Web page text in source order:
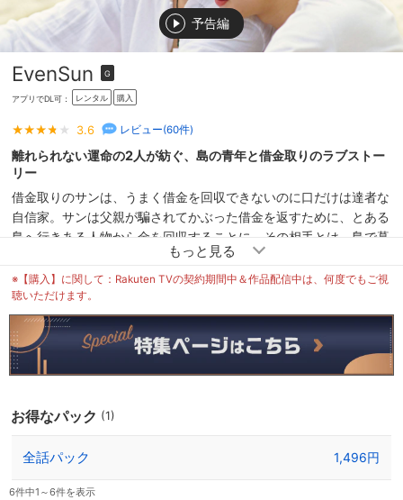
予告編
EvenSun G
アプリでDL可： レンタル 購入
3.6 レビュー(60件)
離れられない運命の2人が紡ぐ、島の青年と借金取りのラブストー
リー
借金取りのサンは、うまく借金を回収できないのに口だけは達者な
自信家。サンは父親が騙されてかぶった借金を返すために、とある
島へ行きある人物から金を回収することに。その相手とは、島で暮
らす青年・アーティット。まずは彼に近づくために島への行き方を
探るサンだったが、思いもよらない人物と出会い…。
※【購入】に関して：Rakuten TVの契約期間中＆作品配信中は、何度でもご視
聴いただけます。
お得なパック (1)
全話パック 1,496円
6件中1～6件を表示